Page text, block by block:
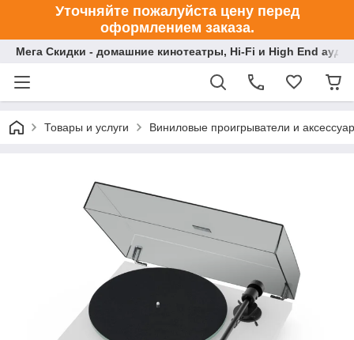
Уточняйте пожалуйста цену перед
оформлением заказа.
Мега Скидки - домашние кинотеатры, Hi-Fi и High End
Товары и услуги Виниловые проигрыватели и